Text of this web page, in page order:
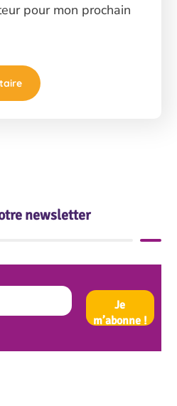
pour mon prochain
newsletter